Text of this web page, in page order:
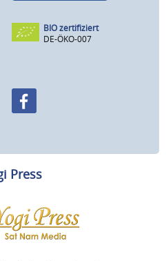
BIO zertifiziert
DE-ÖKO-007
Press